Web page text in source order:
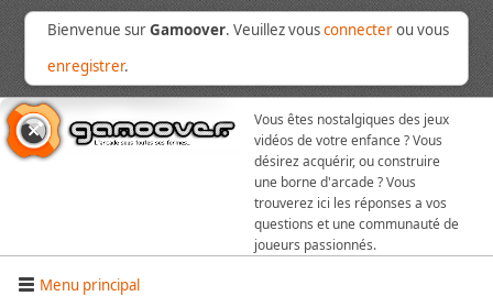
Bienvenue surGamoover. Veuillez vousconnecterou vous
enregistrer.
Vous êtes nostalgiques des jeux
vidéos de votre enfance ? Vous
désirez acquérir, ou construire
une borne d'arcade ? Vous
trouverez ici les réponses a vos
questions et une communauté de
joueurs passionnés.
Menu principal